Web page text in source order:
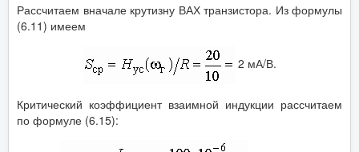
Рассчитаем вначале крутизну ВАХ транзистора. Из формулы
(6.11) имеем
2 мА/В.
Критический коэффициент взаимной индукции рассчитаем
по формуле (6.15):